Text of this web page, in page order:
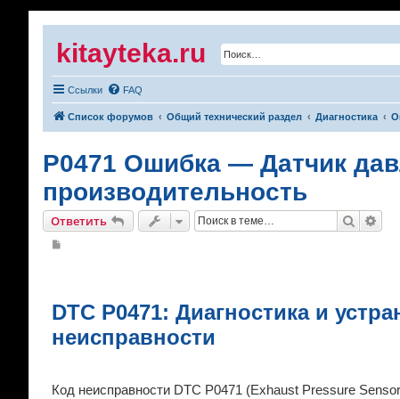
kitayteka.ru
Ссылки FAQ
Список форумов Общий технический раздел Диагностика
P0471 Ошибка — Датчик
производительность
Ответить Поиск
н
и
DTC P0471: Диагностика и
неисправности
Код неисправности DTC P0471 (Exhaust Pressure Sensor